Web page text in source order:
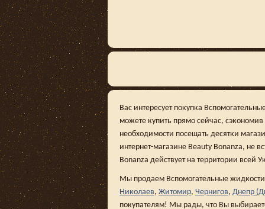
Вас интересует покупка
можете купить прямо сейчас,
необходимости посещать десятки
интернет-магазине Beauty Bonanza, не
Bonanza действует на территории всей
Мы продаем Вспомогательные жидкости
Николаев, Житомир, Чернигов, Днепр
покупателям! Мы рады, что Вы